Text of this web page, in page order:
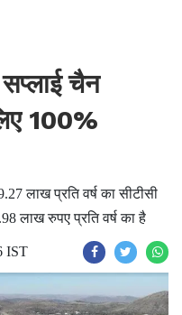
चैन
100%
लाख प्रति वर्ष का सीटीसी
लाख रुपए प्रति वर्ष का है
IST